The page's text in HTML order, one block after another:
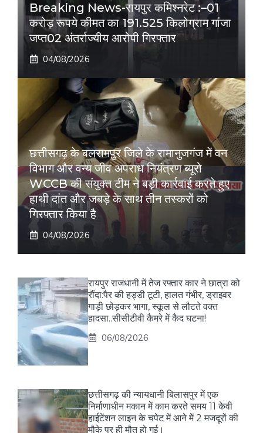
Breaking News-रायपुर कमिश्नरेट :–01
करोड़ रूपये कीमत का 191.525 किलोग्राम गांजा
जप्त02 अंतर्राज्यीय आरोपी गिरफ्तार
04/08/2026
छत्तीसगढ़ के बलरामपुर जिले के रामानुजगंज में वन
विभाग और वन्य जीव अपराध नियंत्रण ब्यूरो
WCCB की संयुक्त टीम ने बड़ी कार्रवाई करते हुए
हाथी दांत और जबड़े के साथ तीन तस्करों को
गिरफ्तार किया है
04/08/2026
रायपुर राजधानी में तेज रफ्तार कार ने छात्रा को
रौंदा:पैर की हड्डी टूटी, हालत गंभीर, ड्राइवर
गाड़ी छोड़कर भागा, स्कूल से लौटते वक्त
हादसा..सीसीटीवी कैमरे में कैद घटना!
06/08/2026
छत्तीसगढ़ की न्यायधानी बिलासपुर में एक
निर्माणाधीन मकान में काम करते समय 11 केवी
हाईटेंशन लाइन के चपेट में आने में 2 मजदूरों की
मौके पर ही मौत हो गई।